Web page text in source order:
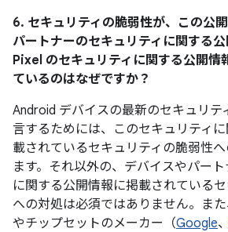
6. セキュリティの脆弱性が、この公
パートナーのセキュリティに関する
Pixel のセキュリティに関する公開情
ているのはなぜですか？
Android デバイスの最新のセキュリテ
言するためには、このセキュリティ
載されているセキュリティの脆弱性
ます。それ以外の、デバイスやパー
に関する公開情報に掲載されている
への対処は必須ではありません。ま
やチップセットのメーカー（Google、